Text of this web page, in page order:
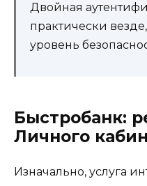
Двойная
практически
уровень
Быстробанк:
Личного
Изначально, услуга